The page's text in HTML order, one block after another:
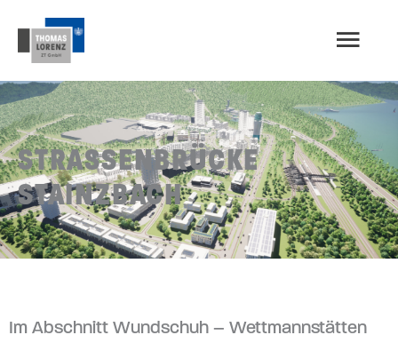
Inhalt
springen
STRASSENBRÜCKE S
TAINZBACH
Im Abschnitt Wundschuh – Wettmannstätten